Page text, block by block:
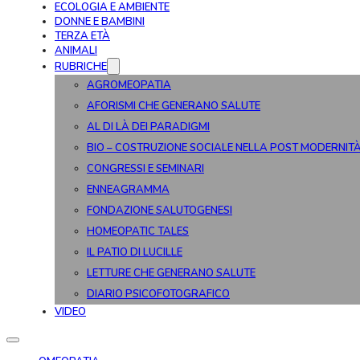
ECOLOGIA E AMBIENTE
DONNE E BAMBINI
TERZA ETÀ
ANIMALI
RUBRICHE
AGROMEOPATIA
AFORISMI CHE GENERANO SALUTE
AL DI LÀ DEI PARADIGMI
BIO – COSTRUZIONE SOCIALE NELLA POST
CONGRESSI E SEMINARI
ENNEAGRAMMA
FONDAZIONE SALUTOGENESI
HOMEOPATIC TALES
IL PATIO DI LUCILLE
LETTURE CHE GENERANO SALUTE
DIARIO PSICOFOTOGRAFICO
VIDEO